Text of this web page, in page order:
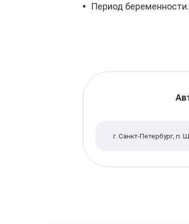
Период беременности.
г. Санкт-Петербург,